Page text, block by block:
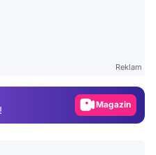
Reklam
Magazin